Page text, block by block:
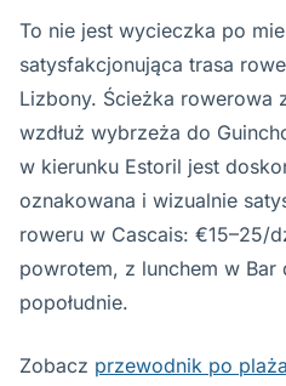
To nie jest wycieczka po
satysfakcjonująca trasa
Lizbony. Ścieżka rowerowa
wzdłuż wybrzeża do
w kierunku Estoril jest
oznakowana i wizualnie
roweru w Cascais: €15–25/
powrotem, z lunchem w Bar
popołudnie.
Zobacz przewodnik po